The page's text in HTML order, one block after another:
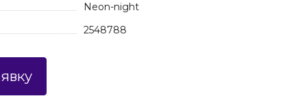
Neon-night
2548788